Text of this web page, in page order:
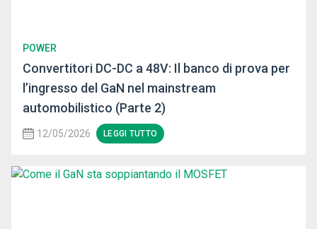
POWER
Convertitori DC-DC a 48V: Il banco di prova per
l’ingresso del GaN nel mainstream
automobilistico (Parte 2)
12/05/2026 LEGGI TUTTO